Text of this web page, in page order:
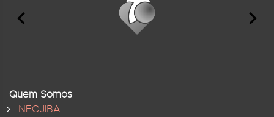
Quem Somos
NEOJIBA